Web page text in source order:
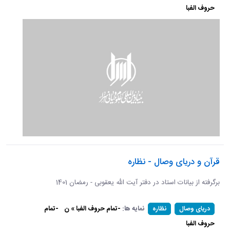
حروف الفبا
قرآن و دریای وصال - نظاره
برگرفته از بیانات استاد در دفتر آیت الله یعقوبی - رمضان 1401
دریای وصال نظاره نمایه ها: -تمام حروف الفبا » ن -تمام
حروف الفبا